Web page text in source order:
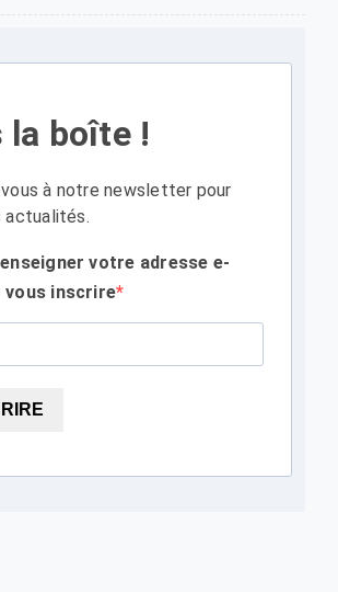
la boîte !
à notre newsletter pour
actualités.
votre adresse e-
vous inscrire